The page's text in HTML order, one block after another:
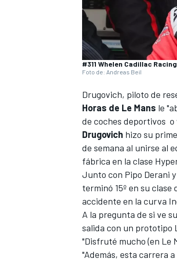
NASCAR CUP
FÓRMULA E
#311 Whelen Cadillac
Foto de: Andreas Beil
Drugovich, piloto de
Horas de Le Mans le
de coches deportivos o
Drugovich hizo su
de semana al unirse al
fábrica en la clase
Junto con Pipo Derani y
terminó 15º en su clase
accidente en la curva
A la pregunta de si ve
salida con un prototipo
"Disfruté mucho (en Le
"Además, esta carrera